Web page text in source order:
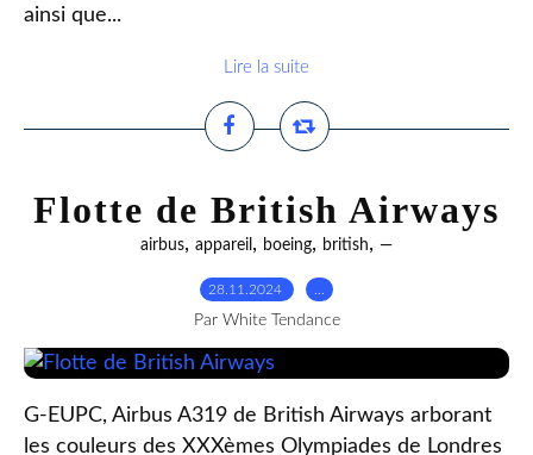
ainsi que...
Lire la suite
Flotte de British Airways
airbus, appareil , boeing, british, —
28.11.2024
Par White Tendance
G-EUPC, Airbus A319 de British Airways arborant
les couleurs des XXXèmes Olympiades de Londres